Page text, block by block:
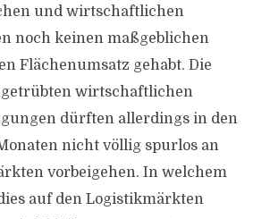
und wirtschaftlichen
noch keinen maßgeblichen
Flächenumsatz gehabt. Die
wirtschaftlichen
dürften allerdings in den
nicht völlig spurlos an
vorbeigehen. In welchem
auf den Logistikmärkten